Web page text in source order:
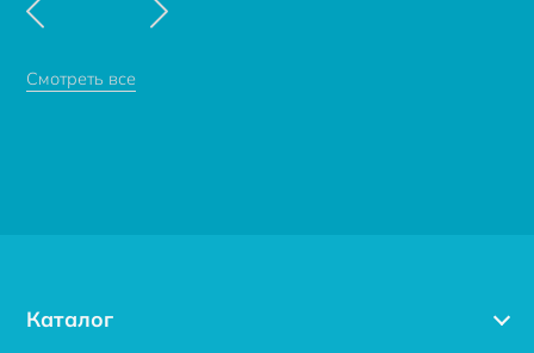
Смотреть все
Каталог